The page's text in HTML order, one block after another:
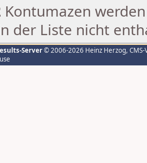
Kontumazen
der Liste nicht
Server© 2006-2026 Heinz Herzog,